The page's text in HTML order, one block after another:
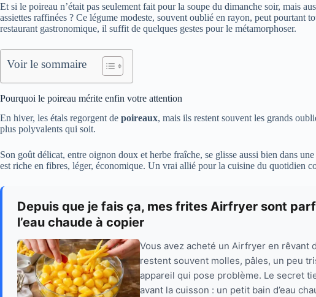
Et si le poireau n’était pas seulement fait pour la soupe du dimanche soir, mais
assiettes raffinées ? Ce légume modeste, souvent oublié en rayon, peut pourtant
restaurant gastronomique, il suffit de quelques gestes pour le métamorphoser.
Voir le sommaire
Pourquoi le poireau mérite enfin votre attention
En hiver, les étals regorgent de poireaux, mais ils restent souvent les grands
plus polyvalents qui soit.
Son goût délicat, entre oignon doux et herbe fraîche, se glisse aussi bien dans
est riche en fibres, léger, économique. Un vrai allié pour la cuisine du quotidien
Depuis que je fais ça, mes frites Airfryer sont
l’eau chaude à copier
Vous avez acheté un Airfryer en
restent souvent molles, pâles, un peu
appareil qui pose problème. Le secret
avant la cuisson : un petit bain d’eau